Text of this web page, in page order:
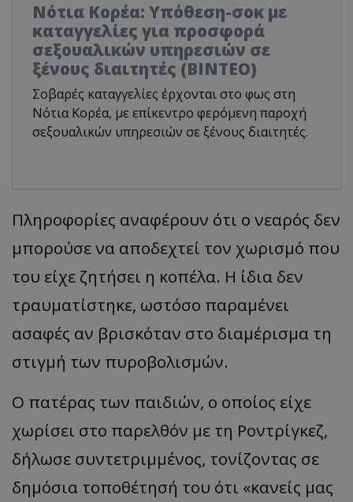
Νότια Κορέα: Υπόθεση-σοκ με
καταγγελίες για προσφορά
σεξουαλικών υπηρεσιών σε
ξένους διαιτητές (BINTEO)
Σοβαρές καταγγελίες έρχονται στο φως στη
Νότια Κορέα, με επίκεντρο φερόμενη παροχή
σεξουαλικών υπηρεσιών σε ξένους διαιτητές.
Πληροφορίες αναφέρουν ότι ο νεαρός δεν
μπορούσε να αποδεχτεί τον χωρισμό που
του είχε ζητήσει η κοπέλα. Η ίδια δεν
τραυματίστηκε, ωστόσο παραμένει
ασαφές αν βρισκόταν στο διαμέρισμα τη
στιγμή των πυροβολισμών.
Ο πατέρας των παιδιών, ο οποίος είχε
χωρίσει στο παρελθόν με τη Ροντρίγκεζ,
δήλωσε συντετριμμένος, τονίζοντας σε
δημόσια τοποθέτησή του ότι «κανείς μας